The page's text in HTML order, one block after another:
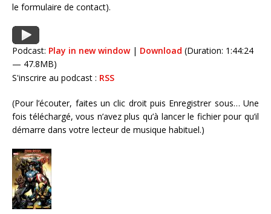
le formulaire de contact).
Podcast: Play in new window| Download (Duration: 1:44:24
— 47.8MB)
S'inscrire au podcast : RSS
(Pour l’écouter, faites un clic droit puis Enregistrer sous… Une
fois téléchargé, vous n’avez plus qu’à lancer le fichier pour qu’il
démarre dans votre lecteur de musique habituel.)